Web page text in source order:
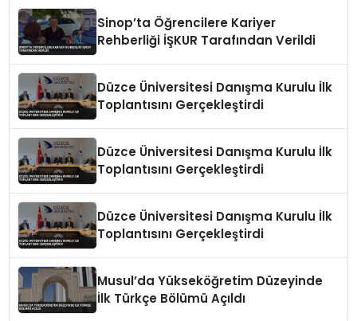
Sinop’ta Öğrencilere Kariyer
Rehberliği İŞKUR Tarafından Verildi
Düzce Üniversitesi Danışma Kurulu İlk
Toplantısını Gerçekleştirdi
Düzce Üniversitesi Danışma Kurulu İlk
Toplantısını Gerçekleştirdi
Düzce Üniversitesi Danışma Kurulu İlk
Toplantısını Gerçekleştirdi
Musul’da Yükseköğretim Düzeyinde
İlk Türkçe Bölümü Açıldı